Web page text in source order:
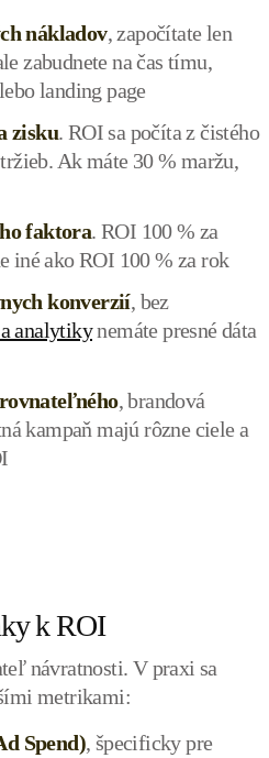
nákladov, započítate len
zabudnete na čas tímu,
landing page
zisku. ROI sa počíta z čistého
Ak máte 30 % maržu,
faktora. ROI 100 % za
iné ako ROI 100 % za rok
konverzií, bez
analytikynemáte presné dáta
, brandová
kampaň majú rôzne ciele a
k ROI
návratnosti. V praxi sa
metrikami:
Spend), špecificky pre